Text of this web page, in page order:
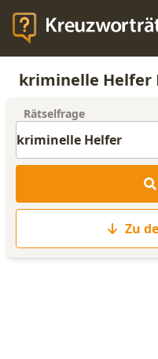
kriminelle Helfer
Rätselfrage
Zu